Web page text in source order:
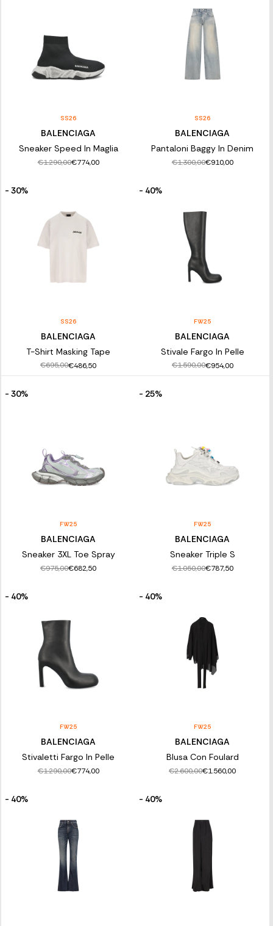
SS26
BALENCIAGA
Sneaker Speed In Maglia
€1.290,00€774,00
SS26
BALENCIAGA
Pantaloni Baggy In Denim
€1.300,00€910,00
- 30%
SS26
BALENCIAGA
T-Shirt Masking Tape
€695,00€486,50
- 40%
FW25
BALENCIAGA
Stivale Fargo In Pelle
€1.590,00€954,00
- 30%
FW25
BALENCIAGA
Sneaker 3XL Toe Spray
€975,00€682,50
- 25%
FW25
BALENCIAGA
Sneaker Triple S
€1.050,00€787,50
- 40%
FW25
BALENCIAGA
Stivaletti Fargo In Pelle
€1.290,00€774,00
- 40%
FW25
BALENCIAGA
Blusa Con Foulard
€2.600,00€1.560,00
- 40% - 40%